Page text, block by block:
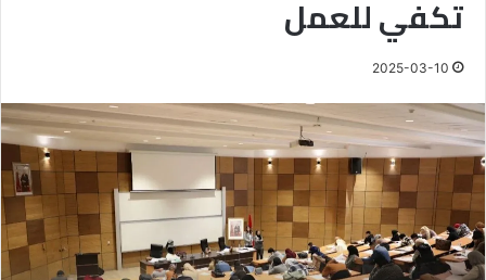
تكفي للعمل
2025-03-10